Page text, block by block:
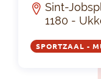
Sint-
1180 -
SPORTZAAL -